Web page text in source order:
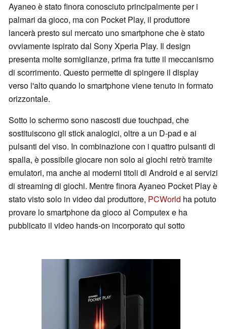
Ayaneo è stato finora conosciuto principalmente per i
palmari da gioco, ma con Pocket Play, il produttore
lancerà presto sul mercato uno smartphone che è stato
ovviamente ispirato dal Sony Xperia Play. Il design
presenta molte somiglianze, prima fra tutte il meccanismo
di scorrimento. Questo permette di spingere il display
verso l'alto quando lo smartphone viene tenuto in formato
orizzontale.
Sotto lo schermo sono nascosti due touchpad, che
sostituiscono gli stick analogici, oltre a un D-pad e ai
pulsanti del viso. In combinazione con i quattro pulsanti di
spalla, è possibile giocare non solo ai giochi retrò tramite
emulatori, ma anche ai moderni titoli di Android e ai servizi
di streaming di giochi. Mentre finora Ayaneo Pocket Play è
stato visto solo in video dal produttore, PCWorld ha potuto
provare lo smartphone da gioco al Computex e ha
pubblicato il video hands-on incorporato qui sotto